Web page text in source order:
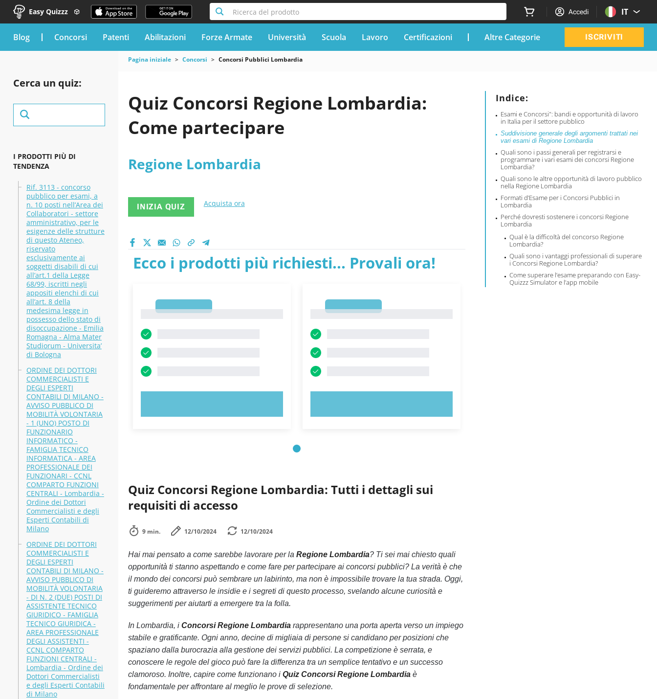
Easy Quizzz Ricerca del prodotto Accedi IT
blog Concorsi Patenti Abilitazioni Forze Armate Università Scuola Lavoro Certificazioni Altre Categorie ISCRIVITI
Cerca un quiz:
I PRODOTTI PIÙ DI
TENDENZA
Rif. 3113 - concorso
pubblico per esami, a
n. 10 posti nell’Area dei
Collaboratori - settore
amministrativo, per le
esigenze delle strutture
di questo Ateneo,
riservato
esclusivamente ai
soggetti disabili di cui
all’art.1 della Legge
68/99, iscritti negli
appositi elenchi di cui
all’art. 8 della
medesima legge in
possesso dello stato di
disoccupazione - Emilia
Romagna - Alma Mater
Studiorum - Universita’
di Bologna
ORDINE DEI DOTTORI
COMMERCIALISTI E
DEGLI ESPERTI
CONTABILI DI MILANO -
AVVISO PUBBLICO DI
MOBILITÀ VOLONTARIA
- 1 (UNO) POSTO DI
FUNZIONARIO
INFORMATICO -
FAMIGLIA TECNICO
INFORMATICA - AREA
PROFESSIONALE DEI
FUNZIONARI - CCNL
COMPARTO FUNZIONI
CENTRALI - Lombardia -
Ordine dei Dottori
Commercialisti e degli
Esperti Contabili di
Milano
ORDINE DEI DOTTORI
COMMERCIALISTI E
DEGLI ESPERTI
CONTABILI DI MILANO -
AVVISO PUBBLICO DI
MOBILITÀ VOLONTARIA
- DI N. 2 (DUE) POSTI DI
ASSISTENTE TECNICO
GIURIDICO - FAMIGLIA
TECNICO GIURIDICA -
AREA PROFESSIONALE
DEGLI ASSISTENTI -
CCNL COMPARTO
FUNZIONI CENTRALI -
Lombardia - Ordine dei
Dottori Commercialisti
e degli Esperti Contabili
di Milano
Pagina iniziale Concorsi Concorsi Pubblici Lombardia
Indice:
Esami e Concorsi": bandi e opportunità di lavoro
in Italia per il settore pubblico
Suddivisione generale degli argomenti trattati nei
vari esami di Regione Lombardia
Quali sono i passi generali per registrarsi e
programmare i vari esami dei concorsi Regione
Lombardia?
Quali sono le altre opportunità di lavoro pubblico
nella Regione Lombardia
Formati d’Esame per i Concorsi Pubblici in
Lombardia
Perché dovresti sostenere i concorsi Regione
Lombardia
Qual è la difficoltà del concorso Regione
Lombardia?
Quali sono i vantaggi professionali di superare
i Concorsi Regione Lombardia?
Come superare l’esame preparando con Easy-
Quizzz Simulator e l’app mobile
Quiz Concorsi Regione Lombardia:
Come partecipare
Regione Lombardia
INIZIA QUIZ Acquista ora
Ecco i prodotti più richiesti... Provali ora!
Quiz Concorsi Regione Lombardia: Tutti i dettagli sui
requisiti di accesso
9 min. 12/10/2024 12/10/2024
Hai mai pensato a come sarebbe lavorare per la Regione Lombardia? Ti sei mai chiesto quali
opportunità ti stanno aspettando e come fare per partecipare ai concorsi pubblici? La verità è che
il mondo dei concorsi può sembrare un labirinto, ma non è impossibile trovare la tua strada. Oggi,
ti guideremo attraverso le insidie e i segreti di questo processo, svelando alcune curiosità e
suggerimenti per aiutarti a emergere tra la folla.
In Lombardia, i Concorsi Regione Lombardiarappresentano una porta aperta verso un impiego
stabile e gratificante. Ogni anno, decine di migliaia di persone si candidano per posizioni che
spaziano dalla burocrazia alla gestione dei servizi pubblici. La competizione è serrata, e
conoscere le regole del gioco può fare la differenza tra un semplice tentativo e un successo
clamoroso. Inoltre, capire come funzionano i Quiz Concorsi Regione Lombardiaè
fondamentale per affrontare al meglio le prove di selezione.